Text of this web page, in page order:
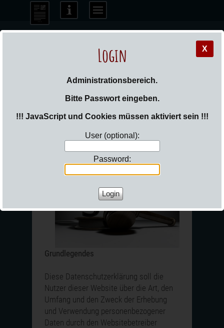
_Sail
Sie sind hier: Login
X
Login
Administrationsbereich.
Bitte Passwort eingeben.
!!! JavaScript und Cookies müssen aktiviert sein !!!
User (optional):
Password:
Datenschutz-Erklärung
Grundlegendes
Diese Datenschutzerklärung soll die
Nutzer dieser Website über die Art, den
Umfang und den Zweck der Erhebung
und Verwendung personenbezogener
Daten durch den Websitebetreiber